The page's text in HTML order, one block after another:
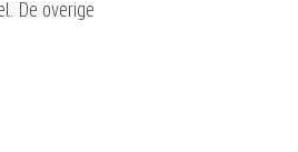
De overige